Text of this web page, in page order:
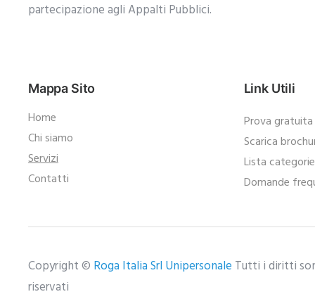
partecipazione agli Appalti Pubblici.​
Mappa Sito
Home
Chi siamo
Servizi
Contatti
Link Utili
Prova gratuita
Scarica
Lista
Domande
Copyright © Roga Italia Srl Unipersonale Tutti i diritti
riservati